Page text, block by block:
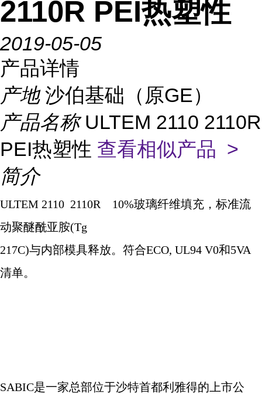
2110R PEI热塑性
2019-05-05
产品详情
产地 沙伯基础（原GE）
产品名称ULTEM 2110 2110R
PEI热塑性 查看相似产品 >
简介
ULTEM 2110 2110R 10%玻璃纤维填充，标准流
动聚醚酰亚胺(Tg
217C)与内部模具释放。符合ECO, UL94 V0和5VA
清单。
SABIC是一家总部位于沙特首都利雅得的上市公